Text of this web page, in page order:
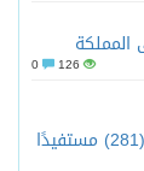
المملكة
126
قافلة أمير حائل الصحية تقدم خدماتها لـ(281) مستفيدًا